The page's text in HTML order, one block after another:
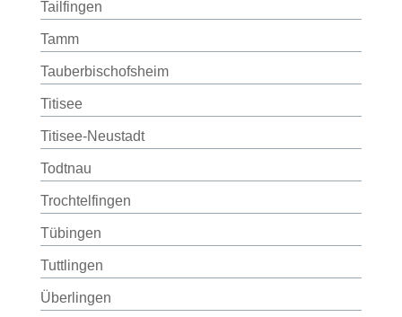
Tailfingen
Tamm
Tauberbischofsheim
Titisee
Titisee-Neustadt
Todtnau
Trochtelfingen
Tübingen
Tuttlingen
Überlingen